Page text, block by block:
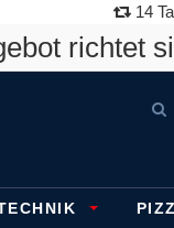
14
richtet